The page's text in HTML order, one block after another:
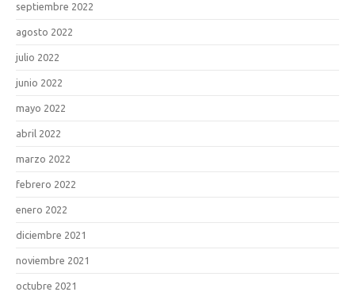
septiembre 2022
agosto 2022
julio 2022
junio 2022
mayo 2022
abril 2022
marzo 2022
febrero 2022
enero 2022
diciembre 2021
noviembre 2021
octubre 2021